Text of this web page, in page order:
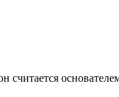
считается